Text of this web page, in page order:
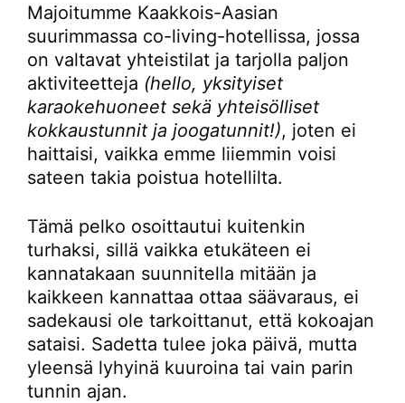
Majoitumme Kaakkois-Aasian
suurimmassa co-living-hotellissa, jossa
on valtavat yhteistilat ja tarjolla paljon
aktiviteetteja (hello, yksityiset
karaokehuoneet sekä yhteisölliset
kokkaustunnit ja joogatunnit!), joten ei
haittaisi, vaikka emme liiemmin voisi
sateen takia poistua hotellilta.
Tämä pelko osoittautui kuitenkin
turhaksi, sillä vaikka etukäteen ei
kannatakaan suunnitella mitään ja
kaikkeen kannattaa ottaa säävaraus, ei
sadekausi ole tarkoittanut, että kokoajan
sataisi. Sadetta tulee joka päivä, mutta
yleensä lyhyinä kuuroina tai vain parin
tunnin ajan.